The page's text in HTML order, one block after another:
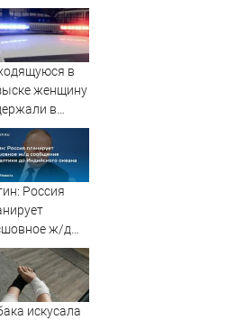
ЗАГСе
самые
имена за
год
в
женщину
в
Россия
ж/д
от
до
искусала